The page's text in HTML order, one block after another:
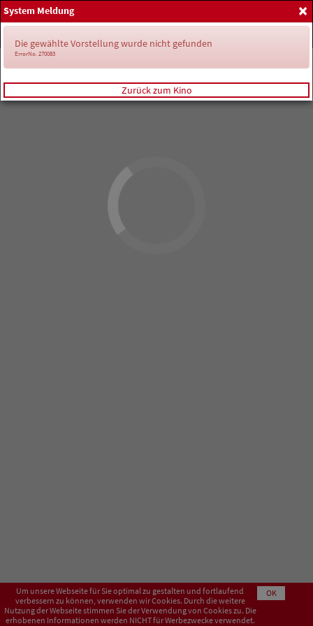
Home
Anmelden
Um unsere Webseite für Sie optimal zu gestalten und fortlaufend
verbessern zu können, verwenden wir Cookies. Durch die weitere
Nutzung der Webseite stimmen Sie der Verwendung von Cookies zu. Die
erhobenen Informationen werden NICHT für Werbezwecke verwendet.
OK
×
System Meldung
Die gewählte Vorstellung wurde nicht gefunden
ErrorNo. 270083
Zurück zum Kino